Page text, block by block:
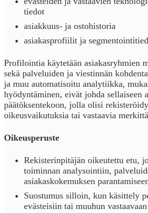
tiedot
asiakkuus- ja ostohistoria
asiakasprofiilit ja
Profilointia käytetään asiakasryhmien
sekä palveluiden ja viestinnän
ja muu automatisoitu analytiikka,
hyödyntäminen, eivät johda sellaiseen
päätöksentekoon, jolla olisi
oikeusvaikutuksia tai vastaavia
Oikeusperuste
Rekisterinpitäjän oikeutettu etu,
toiminnan analysointiin,
asiakaskokemuksen
Suostumus silloin, kun käsittely
evästeisiin tai muuhun